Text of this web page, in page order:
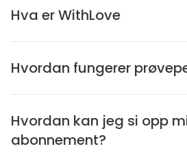
Hva er WithLove
Hvordan fungerer
Hvordan kan jeg si opp
abonnement?